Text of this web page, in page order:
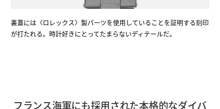
裏蓋には〈ロレックス〉製パーツを使用していることを証明する刻印
が打たれる。時計好きにとってたまらないディテールだ。
フランス海軍にも採用された本格的なダイバ